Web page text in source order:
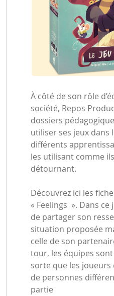
À côté de son rôle
société, Repos
dossiers
utiliser ses jeux dans
différents
les utilisant comme
détournant.
Découvrez ici les
« Feelings ». Dans ce
de partager son
situation proposée
celle de son
tour, les équipes
sorte que les
de personnes
partie